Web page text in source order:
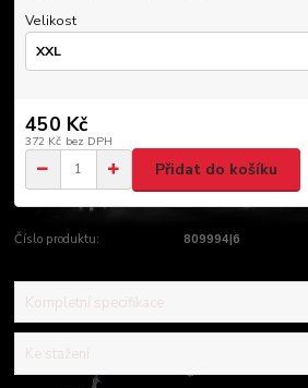
Velikost
450 Kč
372 Kč bez DPH
Přidat do košíku
Číslo produktu: 809994|6
Kompletní specifikace
Ke stažení